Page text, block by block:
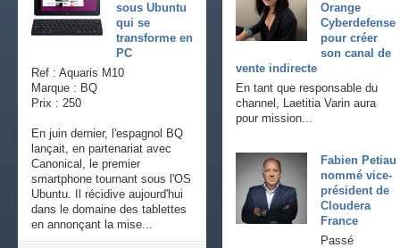
Orange
Cyberdefense
pour créer
son canal de
vente indirecte
En tant que responsable du
channel, Laetitia Varin aura
pour mission...
Fabien Petiau
nommé vice-
président de
Cloudera
France
Passé
sous Ubuntu
qui se
transforme en
PC
Ref : Aquaris M10
Marque : BQ
Prix : 250
En juin dernier, l'espagnol BQ
lançait, en partenariat avec
Canonical, le premier
smartphone tournant sous l'OS
Ubuntu. Il récidive aujourd'hui
dans le domaine des tablettes
en annonçant la mise...